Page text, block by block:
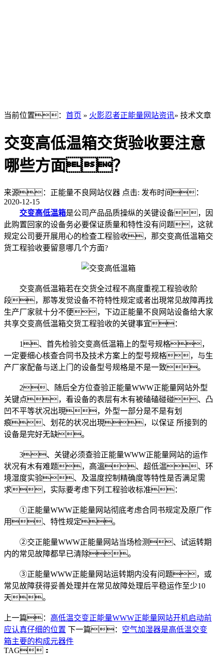
当前位置： 首页 » 火影忍者正能量网站资讯» 技术文章
交变高低温箱交货验收要注意
哪些方面？
来源：正能量不良网站仪器 点击: 发布时间：
2020-12-15
交变高低温箱是公司产品品质操纵的关键设备，因
此购置回家的设备务必要保证质量和特性没有问题，这就
规定公司要开展用心的检查工程验收，那交变高低温箱交
货工程验收要留意哪几个方面?
交变高低温箱若在交货全过程不高度重视工程验收阶
段，那等发觉设备不符特性规定或者出現常见故障再找
生产厂家就十分不便，下边正能量不良网站设备给大家
共享交变高低温箱交货工程验收的关键事宜：
1、首先检验交变高低温箱上的型号规格，
一定要细心核查合同书及技术方案上的型号规格，与生
产厂家配备与送上门的设备型号规格是不是一致。
2、随后全方位查验正能量WWW正能量网站外型
关键点，看设备的表层有木有被磕磕碰碰、凸
凹不平等状况出現，外型一部分是不是有划
痕、划花的状况出現，以保证 所接到的
设备是完好无缺。
3、关键必须查验正能量WWW正能量网站的运作
状况有木有难题，高溫、超低温、环
境湿度实验、及温度控制精确度等特性是否满足需
求，实际要考虑下列工程验收标准：
①正能量WWW正能量网站彻底考虑合同书规定及原厂作
用、特性规定。
②交正能量WWW正能量网站当场检测、试运转期
内的常见故障都早已清除。
③正能量WWW正能量网站运转期内没有问题，或
常见故障获得妥善处理并在常见故障处理后平稳运作至少10
天。
上一篇： 高低温交变正能量WWW正能量网站开机启动前
应认真仔细的位置 下一篇： 空气加湿器是高低温交变
箱主要的构成元器件
TAG：